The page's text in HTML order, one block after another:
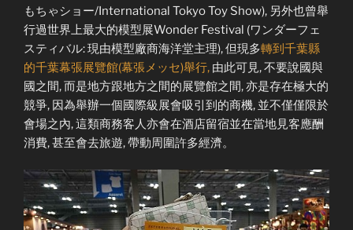
もちゃショー/International Tokyo Toy Show), 另外也曾舉
行過世界上最大的模型展Wonder Festival (ワンダーフェ
スティバル: 現由模型廠商海洋堂主理), 但現多轉到千葉縣
的千葉幕張展覽館(幕張メッセ)舉行, 由此可見, 不要說國與
國之間, 而是地方跟地方之間的展覽館之間, 亦是存在極大的
競爭, 因為舉辦一個國際級展會吸引到的商機, 並不僅僅限於
會場之內, 這類商務客人亦會在酒店留宿並在當地見客應酬
消費, 甚至會去旅遊, 帶動周圍許多經濟。